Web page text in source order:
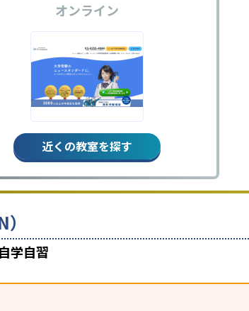
オンライン
近くの教室を探す
学自習